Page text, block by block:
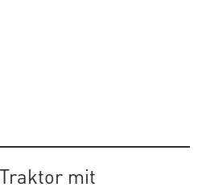
mit